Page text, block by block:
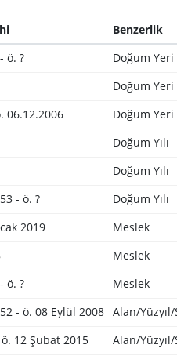
Benzerlik
ö. ? Doğum Yeri
Doğum Yeri
06.12.2006 Doğum Yeri
Doğum Yılı
Doğum Yılı
- ö. ? Doğum Yılı
2019 Meslek
Meslek
ö. ? Meslek
- ö. 08 Eylül 2008 Alan/Yüzyıl/
12 Şubat 2015 Alan/Yüzyıl/